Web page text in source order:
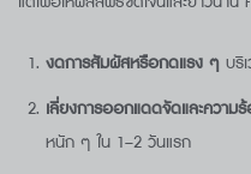
งดการสัมผัสหรือกดแรง ๆ บริ
เลี่ยงการออกแดดจัดและความ
หนัก ๆ ใน 1–2 วันแรก